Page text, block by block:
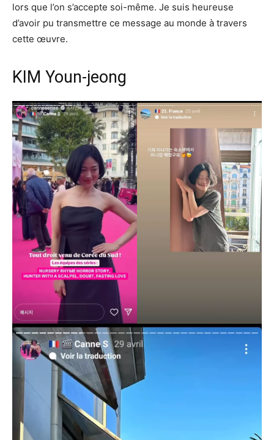
lors que l’on s’accepte soi-même. Je suis heureuse
d’avoir pu transmettre ce message au monde à travers
cette œuvre.
KIM Youn-jeong